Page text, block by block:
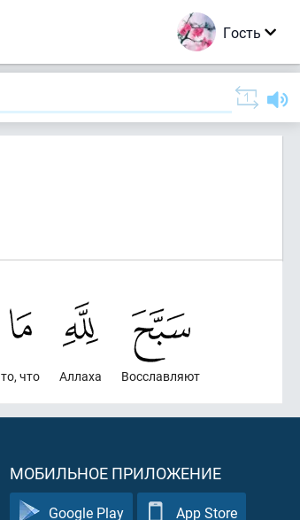
Гость
Восславляют
Аллаха
то, что
МОБИЛЬНОЕ ПРИЛОЖЕНИЕ
Google Play App Store